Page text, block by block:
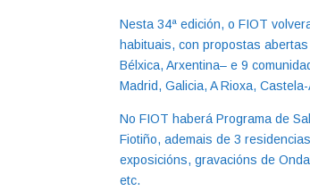
Nesta 34ª edición, o FIOT
habituais, con propostas
Bélxica, Arxentina– e 9
Madrid, Galicia, A Rioxa,
No FIOT haberá Programa de
Fiotiño, ademais de 3
exposicións, gravacións de
etc.